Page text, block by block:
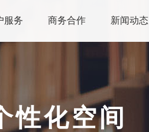
服务 商务合作 新闻动态
化空间